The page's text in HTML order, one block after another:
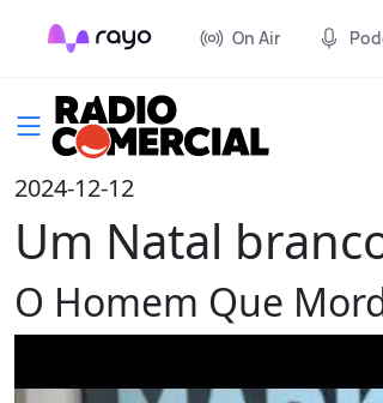
On Air
2024-12-12
Um Natal
O Homem Que